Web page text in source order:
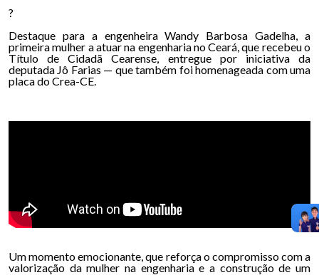
?
Destaque para a engenheira Wandy Barbosa Gadelha, a
primeira mulher a atuar na engenharia no Ceará, que recebeu o
Título de Cidadã Cearense, entregue por iniciativa da
deputada Jô Farias — que também foi homenageada com uma
placa do Crea-CE.
Um momento emocionante, que reforça o compromisso com a
valorização da mulher na engenharia e a construção de um